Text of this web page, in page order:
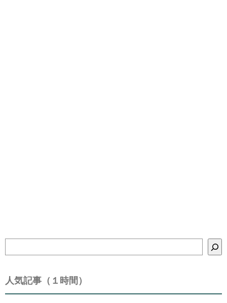
索
人気記事（１時間）